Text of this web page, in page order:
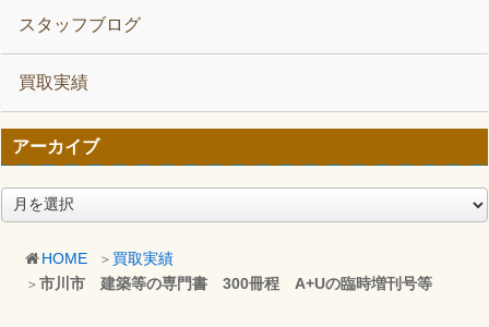
HOME
買取実績
市川市 建築等の専門書 300冊程 A+Uの臨時増刊号等
スタッフブログ
買取実績
アーカイブ
ア
ー